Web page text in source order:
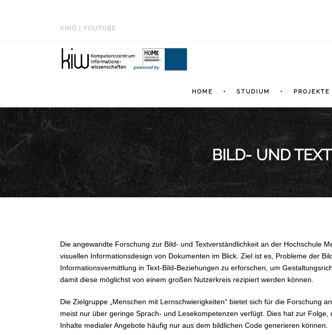
XING YOUTUBE
HOME STUDIUM PROJEKTE
BILD- UND
Die angewandte Forschung zur Bild- und Textverständlichkeit an der Hochschule
visuellen Informationsdesign von Dokumenten im Blick. Ziel ist es, Probleme der
Informationsvermittlung in Text-Bild-Beziehungen zu erforschen, um
damit diese möglichst von einem großen Nutzerkreis rezipiert werden können.
Die Zielgruppe „Menschen mit Lernschwierigkeiten“ bietet sich für die Forschung
meist nur über geringe Sprach- und Lesekompetenzen verfügt. Dies hat zur
Inhalte medialer Angebote häufig nur aus dem bildlichen Code generieren können.